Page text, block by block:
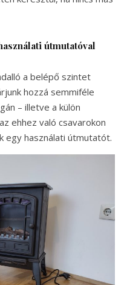
útmutatóval
a belépő szintet
hozzá semmiféle
– illetve a külön
ehhez való csavarokon
egy használati útmutatót.